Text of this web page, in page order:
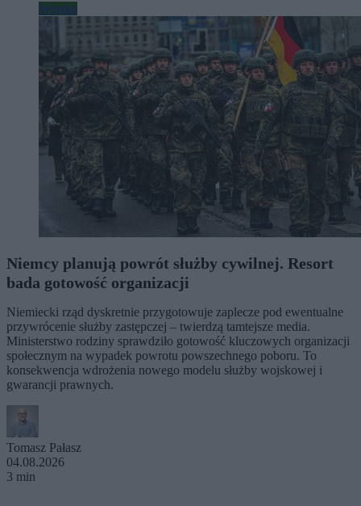
Wojsko
Niemcy planują powrót służby cywilnej. Resort
bada gotowość organizacji
Niemiecki rząd dyskretnie przygotowuje zaplecze pod ewentualne
przywrócenie służby zastępczej – twierdzą tamtejsze media.
Ministerstwo rodziny sprawdziło gotowość kluczowych organizacji
społecznym na wypadek powrotu powszechnego poboru. To
konsekwencja wdrożenia nowego modelu służby wojskowej i
gwarancji prawnych.
Tomasz Pałasz
04.08.2026
3 min